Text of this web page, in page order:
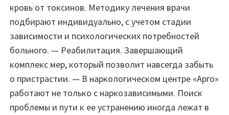
кровь от токсинов. Методику лечения врачи
подбирают индивидуально, с учетом стадии
зависимости и психологических потребностей
больного. — Реабилитация. Завершающий
комплекс мер, который позволит навсегда забыть
о пристрастии. — В наркологическом центре «Арго»
работают не только с наркозависимыми. Поиск
проблемы и пути к ее устранению иногда лежат в